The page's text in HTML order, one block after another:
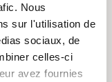
Nous
sur l'utilisation de
sociaux, de
celles-ci
avez fournies